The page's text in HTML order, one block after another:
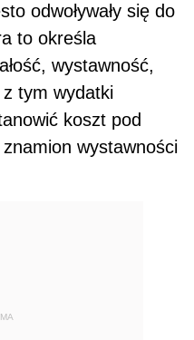
odwoływały się do
to określa
wystawność,
tym wydatki
koszt pod
wystawności